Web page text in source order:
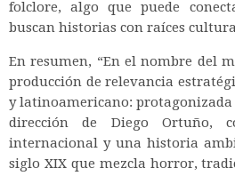
folclore, algo que puede
buscan historias con raíces
En resumen, “En el nombre del
producción de relevancia
y latinoamericano:
dirección de Diego Ortuño,
internacional y una historia
siglo XIX que mezcla horror,